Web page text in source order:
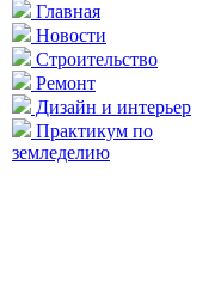
Главная
Новости
Строительство
Ремонт
Дизайн и интерьер
Практикум по
земледелию